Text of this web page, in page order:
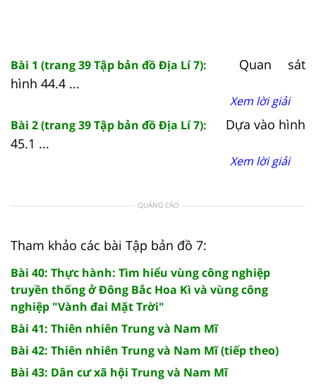
Bài 1 (trang 39 Tập bản đồ Địa Lí 7):
Quan sát
hình 44.4 ...
Xem lời giải
Bài 2 (trang 39 Tập bản đồ Địa Lí 7):
Dựa vào hình
45.1 ...
Xem lời giải
QUẢNG CÁO
Tham khảo các bài Tập bản đồ 7:
Bài 40: Thực hành: Tìm hiểu vùng công nghiệp
truyền thống ở Đông Bắc Hoa Kì và vùng công
nghiệp "Vành đai Mặt Trời"
Bài 41: Thiên nhiên Trung và Nam Mĩ
Bài 42: Thiên nhiên Trung và Nam Mĩ (tiếp theo)
Bài 43: Dân cư xã hội Trung và Nam Mĩ